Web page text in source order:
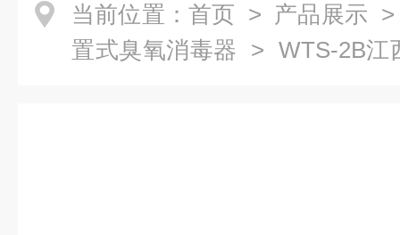
当前位置： 首页 > 产品展示
置式臭氧消毒器 > WTS-2B江